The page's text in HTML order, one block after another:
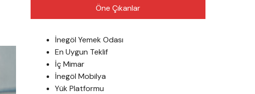
Öne Çıkanlar
İnegöl Yemek Odası
En Uygun Teklif
İç Mimar
İnegöl Mobilya
Yük Platformu